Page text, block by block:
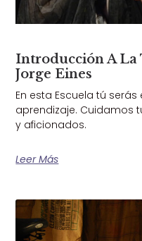
Introducción A La
Jorge Eines
En esta Escuela tú
aprendizaje. Cuidamos
y aficionados.
Leer Más